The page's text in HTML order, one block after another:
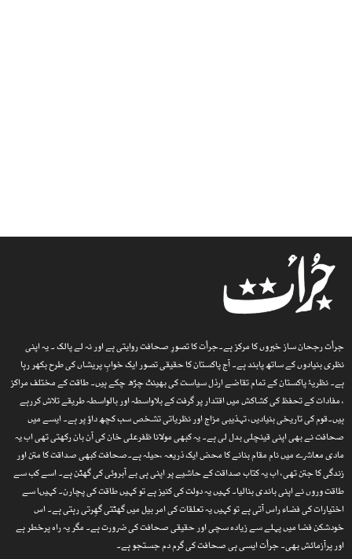
جرأت رجحان ساز خبروں کا مرکز ہے۔جرأت کا تصورِ صحافت روایتی ہے اور نہ لے پالک ۔ یہ اپنی
نظری بنیادوں کے ساتھ پابند ہے۔ آج پاکستان کا حقیقی تصور ایک خوابِ پریشاں کی طرح بکھر رہا
ہے۔ نظریۂ پاکستان کے تمام تقاضے ارذل سیاست کی بھینٹ چڑھ چکے ہیں۔ طاقت کے مختلف مراکز
، مفادات کے تحفظ کی کشاکش میں اقتدار پر گرفت کے بلاواسطہ اور بالواسطہ طریقے تلاش کررہے
ہیں۔قوم کی تاریخی بنیادیں، تہذیبی مزاج اور نظریاتی تشخص سب کچھ داؤ پر ہے۔ ایسے میں
صحافت نے بھی اپنی قینچلی بدل لی ہے۔ یہ کبھی مولانا ظفرعلی خان کی آن بان رکھتی تھی اب یہ
مادی معاشرے میں نام مقام بنانے کا محض ایک ذریعہ ،حیلہ ہے۔صحافت کبھی صداقت کا متن اور
زندگی کا جتن تھی، اب یہ کتاب صداقت کے حاشیے پر اپنی ہی بے آبروئی کی گھٹن ہے۔ اسے کب سے
طاقت وروں نے اپنی باندی بنالیا۔ کہیں یہ دولت کی کنیز ہے تو کہیں طاقت کی پچارن۔ کہیںا سے
اختیارات کی فضاء راس آتی ہے تو کہیں یہ تعلقات کی امر بیل میں گھٹتی گھِرتی رہتی ہے۔ اس
خودشکن فضا میں پہلے سے زیادہ سچی اور حقیقی صحافت کی ضرورت ہے۔ مگر یہ راہ پرخطر ہے
اور پرآزمائش بھی۔ جرأت ایسی ہی صحافت کی گرم دم جستجو ہے۔